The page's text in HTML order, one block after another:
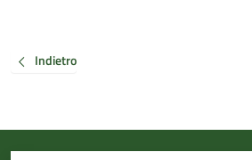
Indietro